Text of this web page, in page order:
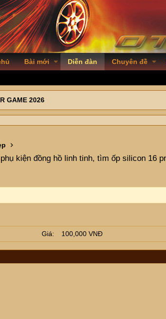
Bài mới Diễn đàn Chuyên đề
GAME 2026
kiện đồng hồ linh tinh, tìm ốp silicon 16
Giá 100,000 VNĐ